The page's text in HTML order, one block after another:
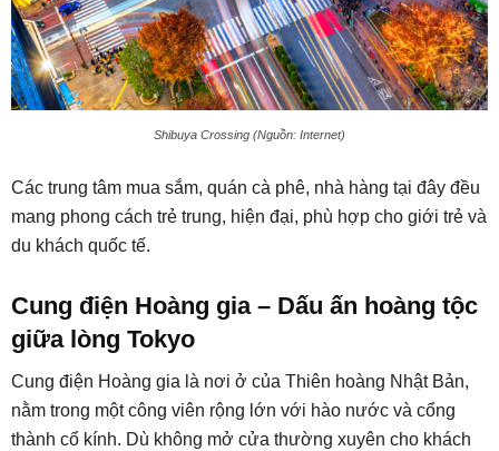
Shibuya Crossing (Nguồn: Internet)
Các trung tâm mua sắm, quán cà phê, nhà hàng tại đây đều
mang phong cách trẻ trung, hiện đại, phù hợp cho giới trẻ và
du khách quốc tế.
Cung điện Hoàng gia – Dấu ấn hoàng tộc
giữa lòng Tokyo
Cung điện Hoàng gia là nơi ở của Thiên hoàng Nhật Bản,
nằm trong một công viên rộng lớn với hào nước và cổng
thành cổ kính. Dù không mở cửa thường xuyên cho khách